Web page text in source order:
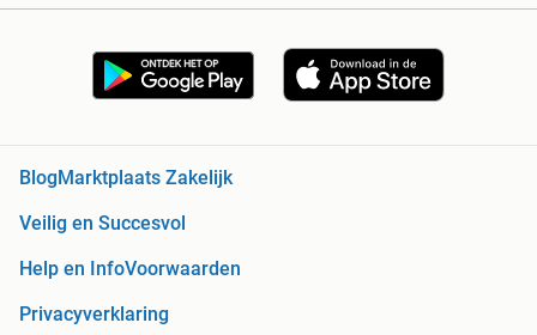
BlogMarktplaats Zakelijk
Veilig en Succesvol
Help en InfoVoorwaarden
Privacyverklaring